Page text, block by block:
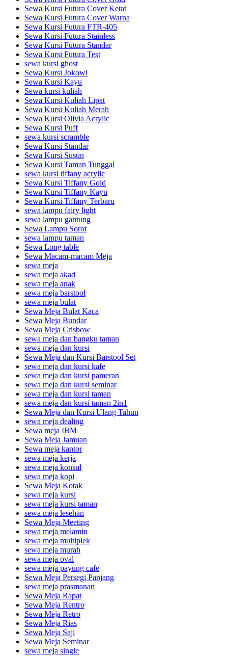
Sewa Kursi Futura Cover Ketat
Sewa Kursi Futura Cover Warna
Sewa Kursi Futura FTR-405
Sewa Kursi Futura Stainless
Sewa Kursi Futura Standar
Sewa Kursi Futura Test
sewa kursi ghost
Sewa Kursi Jokowi
Sewa Kursi Kayu
Sewa kursi kuliah
Sewa Kursi Kuliah Lipat
Sewa Kursi Kuliah Merah
Sewa Kursi Olivia Acrylic
Sewa Kursi Puff
sewa kursi scramble
Sewa Kursi Standar
Sewa Kursi Susun
Sewa Kursi Taman Tunggal
sewa kursi tiffany acrylic
Sewa Kursi Tiffany Gold
Sewa Kursi Tiffany Kayu
Sewa Kursi Tiffany Terbaru
sewa lampu fairy light
sewa lampu gantung
Sewa Lampu Sorot
sewa lampu taman
Sewa Long table
Sewa Macam-macam Meja
sewa meja
sewa meja akad
sewa meja anak
sewa meja barstool
sewa meja bulat
Sewa Meja Bulat Kaca
Sewa Meja Bundar
Sewa Meja Crisbow
sewa meja dan bangku taman
sewa meja dan kursi
Sewa Meja dan Kursi Barstool Set
sewa meja dan kursi kafe
sewa meja dan kursi pameran
sewa meja dan kursi seminar
sewa meja dan kursi taman
sewa meja dan kursi taman 2in1
Sewa Meja dan Kursi Ulang Tahun
sewa meja dealing
Sewa meja IBM
Sewa Meja Jamuan
Sewa meja kantor
sewa meja kerja
sewa meja konsul
sewa meja kopi
Sewa Meja Kotak
sewa meja kursi
sewa meja kursi taman
sewa meja lesehan
Sewa Meja Meeting
sewa meja melamin
sewa meja multiplek
sewa meja murah
sewa meja oval
sewa meja payung cafe
Sewa Meja Persegi Panjang
sewa meja prasmanan
Sewa Meja Rapat
Sewa Meja Rentro
Sewa Meja Retro
Sewa Meja Rias
Sewa Meja Saji
Sewa Meja Seminar
sewa meja single